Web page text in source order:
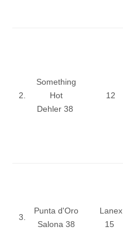
Offshore Cup
Mezinárodní pohár
2.
Something
Hot
Dehler 38
12
3.
Punta d'Oro
Salona 38
Lanex
15